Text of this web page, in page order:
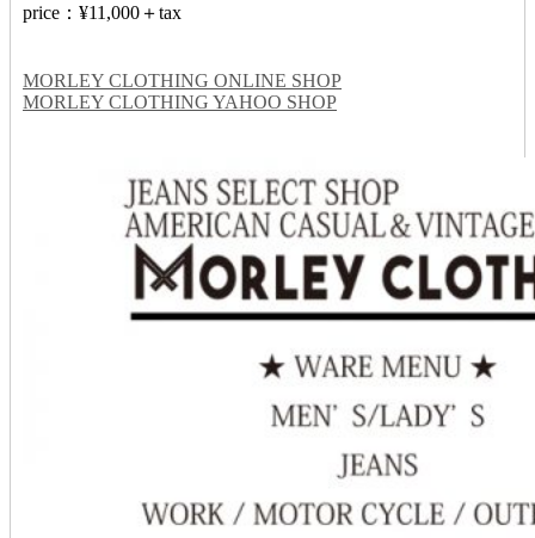
price：¥11,000＋tax
MORLEY CLOTHING ONLINE SHOP
MORLEY CLOTHING YAHOO SHOP